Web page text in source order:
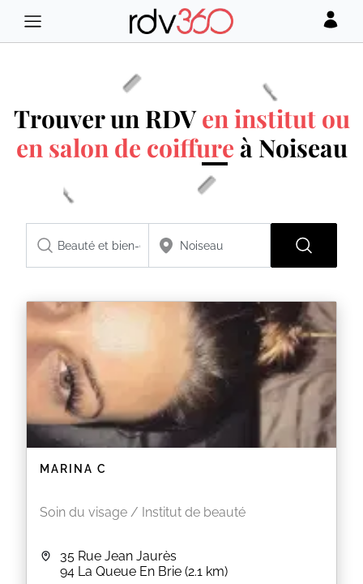
Trouver un RDVen institut ou
en salon de coiffure à Noiseau
MARINA C
Soin du visage / Institut de beauté
35 Rue Jean Jaurès
94 La Queue En Brie (2.1 km)